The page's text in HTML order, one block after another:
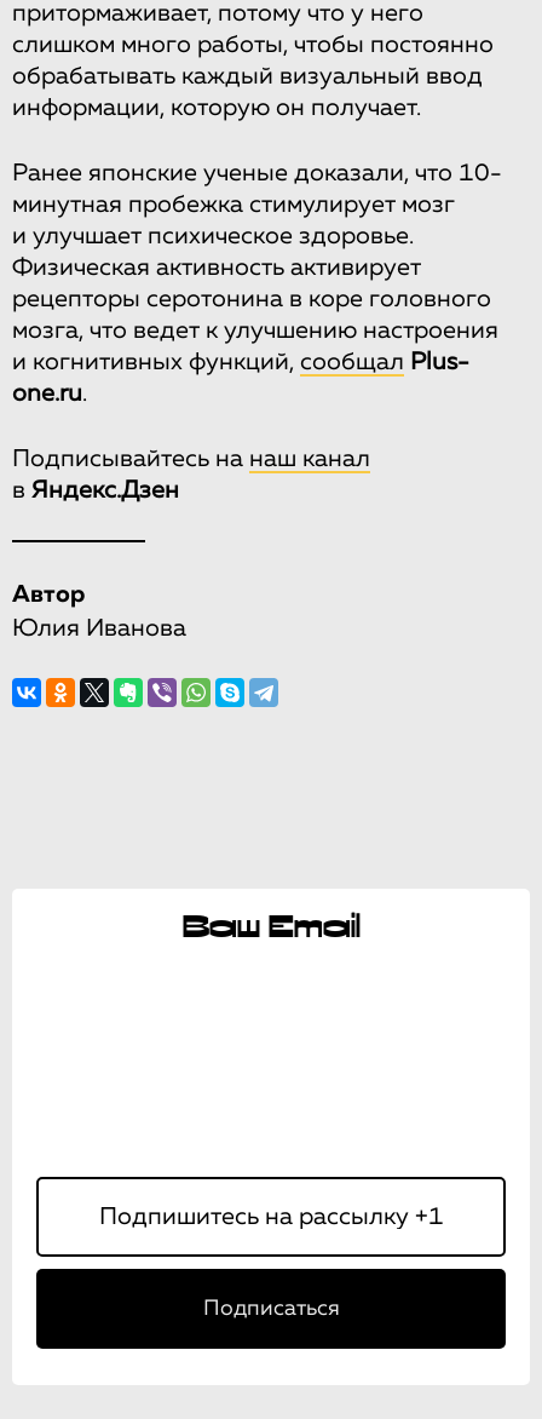
притормаживает, потому что у него
слишком много работы, чтобы постоянно
обрабатывать каждый визуальный ввод
информации, которую он получает.
Ранее японские ученые доказали, что 10-
минутная пробежка стимулирует мозг
и улучшает психическое здоровье.
Физическая активность активирует
рецепторы серотонина в коре головного
мозга, что ведет к улучшению настроения
и когнитивных функций, сообщал Plus-
one.ru.
Подписывайтесь на наш канал
в Яндекс.Дзен
Автор
Юлия Иванова
Ваш Email
Подписаться